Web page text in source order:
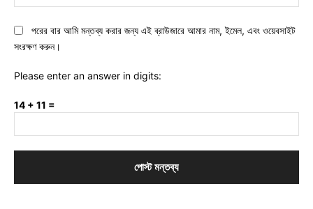
পরের বার আমি মন্তব্য করার জন্য এই ব্রাউজারে আমার নাম, ইমেল, এবং ওয়েবসাইট
সংরক্ষণ করুন।
Please enter an answer in digits:
14 + 11 =